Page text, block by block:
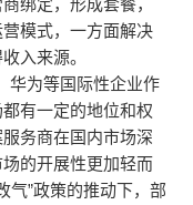
绑定，形成套餐，
模式，一方面解决
入来源。
华为等国际性企业作
有一定的地位和权
务商在国内市场深
的开展性更加轻而
气”政策的推动下，部